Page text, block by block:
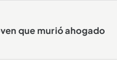
que murió ahogado